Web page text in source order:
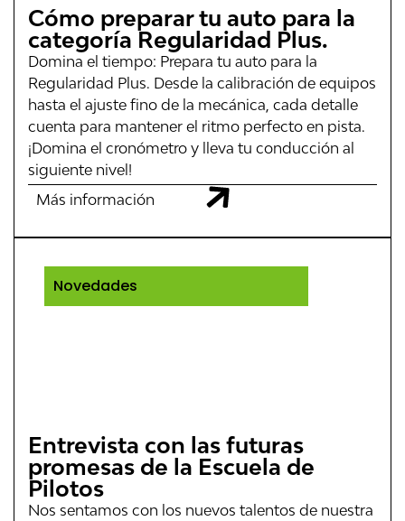
Cómo preparar tu auto para la
categoría Regularidad Plus.
Domina el tiempo: Prepara tu auto para la
Regularidad Plus. Desde la calibración de equipos
hasta el ajuste fino de la mecánica, cada detalle
cuenta para mantener el ritmo perfecto en pista.
¡Domina el cronómetro y lleva tu conducción al
siguiente nivel!
Más información
Entrevista con las futuras
promesas de la Escuela de
Pilotos
Nos sentamos con los nuevos talentos de nuestra
Novedades